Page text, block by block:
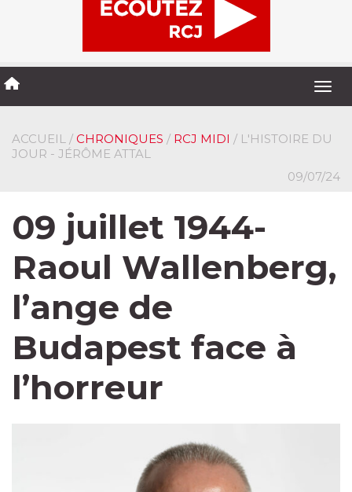
ACCUEIL / CHRONIQUES / RCJ MIDI / L'HISTOIRE DU
JOUR - JÉRÔME ATTAL
09/07/24
09 juillet 1944-
Raoul Wallenberg,
l’ange de
Budapest face à
l’horreur